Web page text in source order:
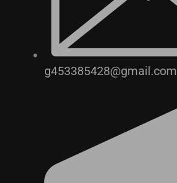
g453385428@gmail.com